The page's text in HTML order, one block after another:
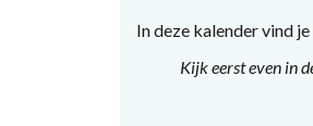
In deze kalender vind
Kijk eerst even in